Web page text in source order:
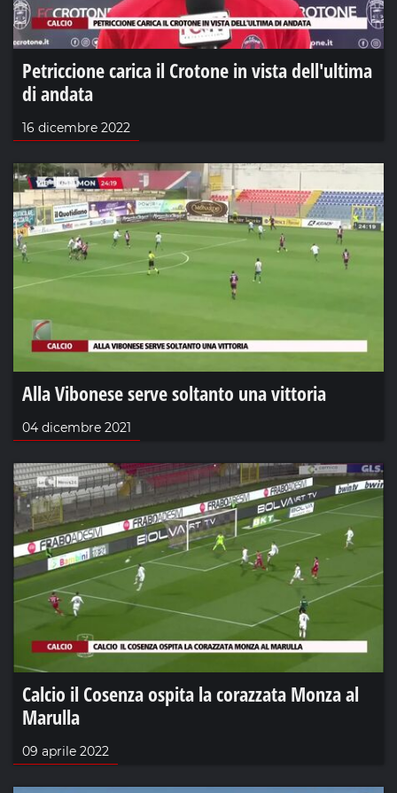
Petriccione carica il Crotone in vista dell'ultima
di andata
16 dicembre 2022
Alla Vibonese serve soltanto una vittoria
04 dicembre 2021
Calcio il Cosenza ospita la corazzata Monza al
Marulla
09 aprile 2022